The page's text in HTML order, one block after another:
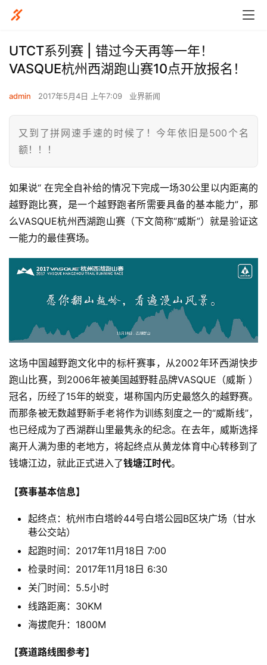
UTCT系列赛 | 错过今天再等一年！
VASQUE杭州西湖跑山赛10点开放报名！
admin 2017年5月4日 上午7:09 业界新闻
又到了拼网速手速的时候了！今年依旧是500个名
额！！！
如果说“ 在完全自补给的情况下完成一场30公里以内距离的
越野跑比赛，是一个越野跑者所需要具备的基本能力”，那
么VASQUE杭州西湖跑山赛（下文简称“威斯”）就是验证这
一能力的最佳赛场。
这场中国越野跑文化中的标杆赛事，从2002年环西湖快步
跑山比赛，到2006年被美国越野鞋品牌VASQUE（威斯 ）
冠名，历经了15年的蜕变，堪称国内历史最悠久的越野赛。
而那条被无数越野新手老将作为训练刻度之一的“威斯线”，
也已经成为了西湖群山里最隽永的纪念。在去年，威斯选择
离开人满为患的老地方，将起终点从黄龙体育中心转移到了
钱塘江边，就此正式进入了钱塘江时代。
【赛事基本信息】
起终点：杭州市白塔岭44号白塔公园B区块广场（甘水
巷公交站）
起跑时间：2017年11月18日 7:00
检录时间：2017年11月18日 6:30
关门时间：5.5小时
线路距离：30KM
海拔爬升：1800M
【赛道路线图参考】